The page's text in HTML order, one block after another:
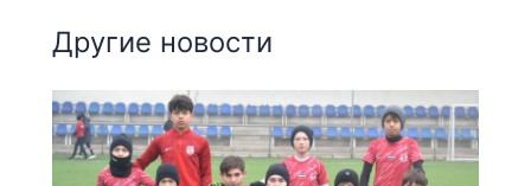
Другие новости